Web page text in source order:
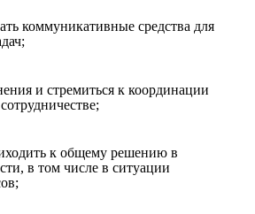
коммуникативные средства для
и стремиться к координации
к общему решению в
в том числе в ситуации